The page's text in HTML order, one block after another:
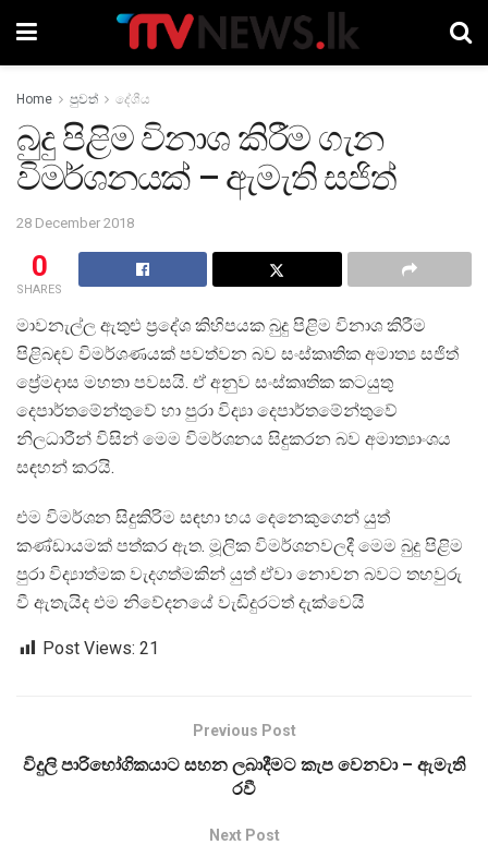
Home පුවත් දේශීය
බුදු පිළිම විනාශ කිරීම ගැන
විමර්ශනයක් – ඇමැති සජිත්
28 December 2018
0
SHARES
මාවනැල්ල ඇතුළු ප්‍රදේශ කිහිපයක බුදු පිළිම විනාශ කිරීම
පිළිබඳව විමර්ශණයක් පවත්වන බව සංස්කෘතික අමාත්‍ය සජිත්
ප්‍රේමදාස මහතා පවසයි. ඒ අනුව සංස්කෘතික කටයුතු
දෙපාර්තමේන්තුවේ හා පුරා විද්‍යා දෙපාර්තමේන්තුවේ
නිලධාරීන් විසින් මෙම විමර්ශනය සිදුකරන බව අමාත්‍යාංශය
සඳහන් කරයි.
එම විමර්ශන සිදුකිරිම සඳහා හය දෙනෙකුගෙන් යුත්
කණ්ඩායමක් පත්කර ඇත. මූලික විමර්ශනවලදී මෙම බුදු පිළිම
පුරා විද්‍යාත්මක වැදගත්මකින් යුත් ඒවා නොවන බවට තහවුරු
වී ඇතැයිද එම නිවේදනයේ වැඩිදුරටත් දැක්වෙයි
Post Views: 21
Previous Post
විදුලි පාරිභෝගිකයාට සහන ලබාදීමට කැප වෙනවා – ඇමැති
රවී
Next Post